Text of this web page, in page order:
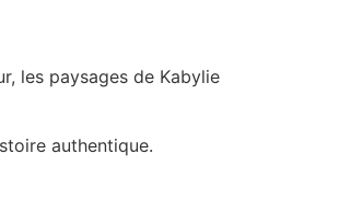
les paysages de Kabylie
authentique.